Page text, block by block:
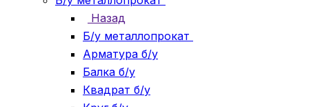
Назад
Б/у металлопрокат
Арматура б/у
Балка б/у
Квадрат б/у